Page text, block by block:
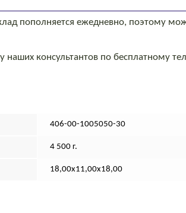
пополняется ежедневно, поэтому
консультантов по бесплатному
406-00-1005050-30
4 500 г.
18,00х11,00х18,00